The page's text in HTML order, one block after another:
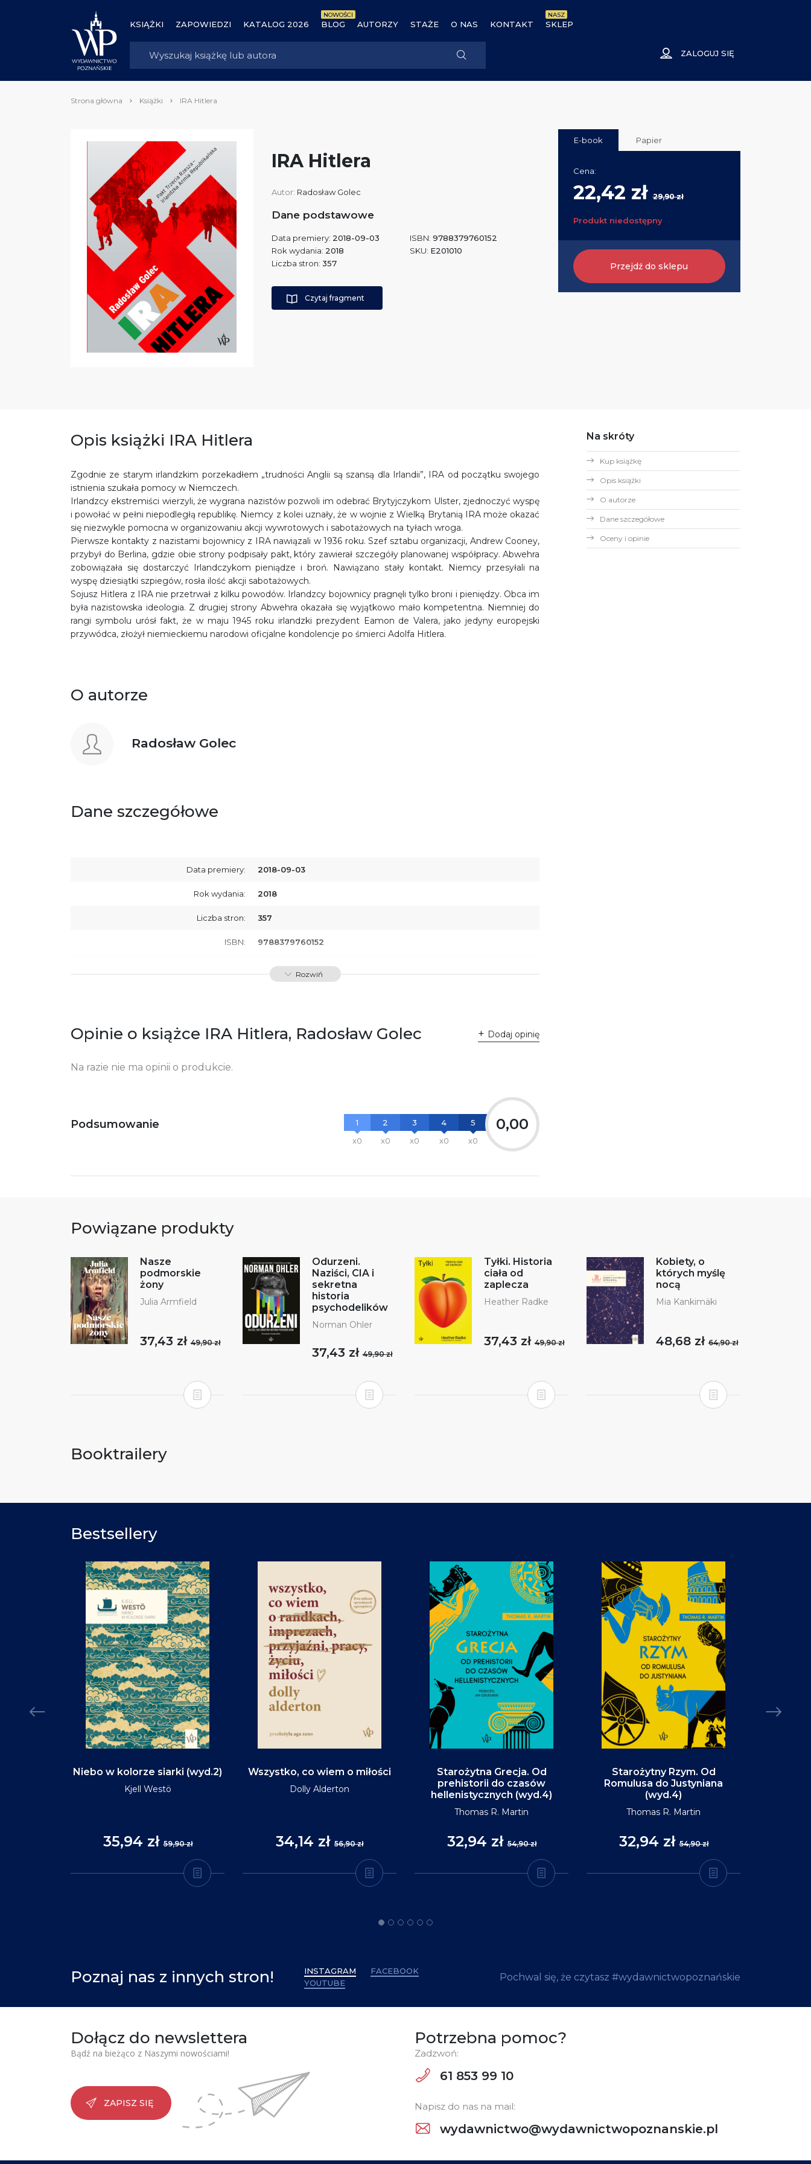
KSIĄŻKI ZAPOWIEDZI KATALOG 2026 BLOG
NOWOŚCI
AUTORZY STAŻE O NAS KONTAKT SKLEP
NASZ
ZALOGUJ SIĘ
Strona główna Książki IRA Hitlera
IRA Hitlera
Autor: Radosław Golec
Dane podstawowe
Data premiery: 2018-09-03
Rok wydania: 2018
Liczba stron: 357
ISBN: 9788379760152
SKU: E201010
Czytaj fragment
E-book Papier
Cena:
22,42 zł29,90 zł
Produkt niedostępny
Przejdź do sklepu
Opis książki IRA Hitlera
Zgodnie ze starym irlandzkim porzekadłem „trudności Anglii są szansą dla Irlandii”, IRA od początku swojego
istnienia szukała pomocy w Niemczech.
Irlandzcy ekstremiści wierzyli, że wygrana nazistów pozwoli im odebrać Brytyjczykom Ulster, zjednoczyć wyspę
i powołać w pełni niepodległą republikę. Niemcy z kolei uznały, że w wojnie z Wielką Brytanią IRA może okazać
się niezwykle pomocna w organizowaniu akcji wywrotowych i sabotażowych na tyłach wroga.
Pierwsze kontakty z nazistami bojownicy z IRA nawiązali w 1936 roku. Szef sztabu organizacji, Andrew Cooney,
przybył do Berlina, gdzie obie strony podpisały pakt, który zawierał szczegóły planowanej współpracy. Abwehra
zobowiązała się dostarczyć Irlandczykom pieniądze i broń. Nawiązano stały kontakt. Niemcy przesyłali na
wyspę dziesiątki szpiegów, rosła ilość akcji sabotażowych.
Sojusz Hitlera z IRA nie przetrwał z kilku powodów. Irlandzcy bojownicy pragnęli tylko broni i pieniędzy. Obca im
była nazistowska ideologia. Z drugiej strony Abwehra okazała się wyjątkowo mało kompetentna. Niemniej do
rangi symbolu urósł fakt, że w maju 1945 roku irlandzki prezydent Eamon de Valera, jako jedyny europejski
przywódca, złożył niemieckiemu narodowi oficjalne kondolencje po śmierci Adolfa Hitlera.
O autorze
Radosław Golec
Dane szczegółowe
Data premiery: 2018-09-03
Rok wydania: 2018
Liczba stron: 357
ISBN: 9788379760152
E201010
Rozwiń
Opinie o książce IRA Hitlera, Radosław Golec Dodaj opinię
Na razie nie ma opinii o produkcie.
Podsumowanie
1
x0
2
x0
3
x0
4
x0
5
x0
0,00
Na skróty
Kup książkę
Opis książki
O autorze
Dane szczegółowe
Oceny i opinie
Powiązane produkty
Nasze
podmorskie
żony
Julia Armfield
37,43 zł49,90 zł
Odurzeni.
Naziści, CIA i
sekretna
historia
psychodelików
Norman Ohler
37,43 zł49,90 zł
Tyłki. Historia
ciała od
zaplecza
Heather Radke
37,43 zł49,90 zł
Kobiety, o
których myślę
nocą
Mia Kankimäki
48,68 zł64,90 zł
Booktrailery
Bestsellery
Niebo w kolorze siarki (wyd.2)
Kjell Westö
35,94 zł59,90 zł
Wszystko, co wiem o miłości
Dolly Alderton
34,14 zł 56,90 zł
Starożytna Grecja. Od
prehistorii do czasów
hellenistycznych (wyd.4)
Thomas R. Martin
32,94 zł54,90 zł
Starożytny Rzym. Od
Romulusa do Justyniana
(wyd.4)
Thomas R. Martin
32,94 zł54,90 zł
Poznaj nas z innych stron! INSTAGRAM
FACEBOOK
YOUTUBE
Pochwal się, że czytasz #wydawnictwopoznańskie
Dołącz do newslettera
Bądź na bieżąco z Naszymi nowościami!
ZAPISZ SIĘ
Potrzebna pomoc?
Zadzwoń:
61 853 99 10
Napisz do nas na mail:
wydawnictwo@wydawnictwopoznanskie.pl